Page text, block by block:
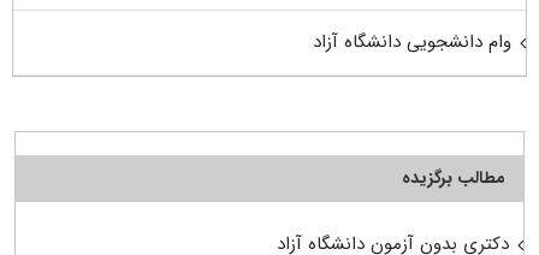
وام دانشجویی دانشگاه آزاد
مطالب برگزیده
دکتری بدون آزمون دانشگاه آزاد